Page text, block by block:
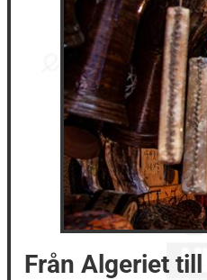
Från Algeriet